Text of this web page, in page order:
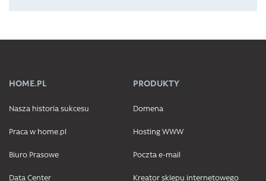
HOME.PL
Nasza historia sukcesu
Praca w home.pl
Biuro Prasowe
Data Center
PRODUKTY
Domena
Hosting WWW
Poczta e-mail
Kreator sklepu internetowego